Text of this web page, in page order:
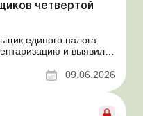
четвертой
единого налога
и выявило
а также
Как повлияют такие
на долю
09.06.2026